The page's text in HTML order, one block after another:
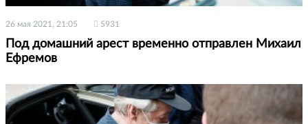
26 мая 2021, 21:05 5931
Под домашний арест временно отправлен Михаил
Ефремов